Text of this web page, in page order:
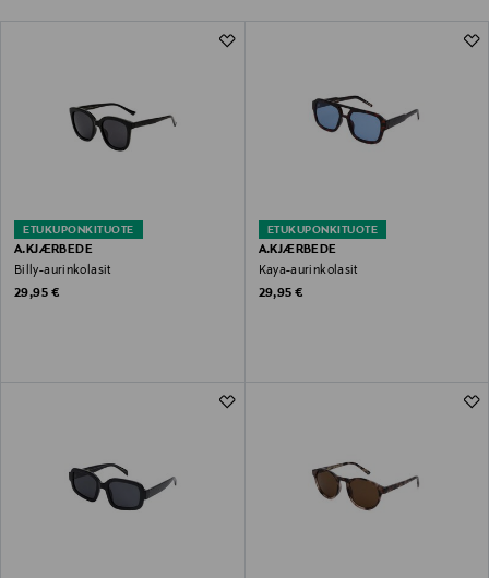
ETUKUPONKITUOTE
A.KJÆRBEDE
Billy-aurinkolasit
Original Price
29,95 €
ETUKUPONKITUOTE
A.KJÆRBEDE
Kaya-aurinkolasit
Original Price
29,95 €